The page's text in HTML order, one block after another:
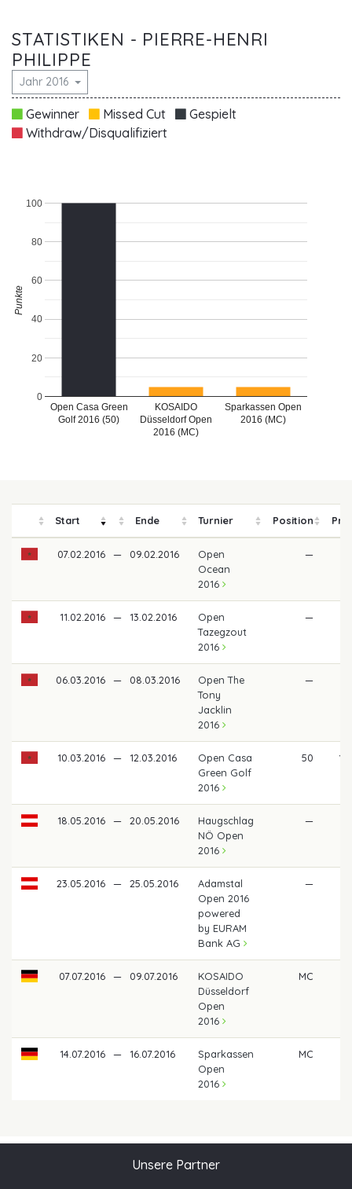
STATISTIKEN - PIERRE-HENRI
PHILIPPE
Jahr 2016
Gewinner Missed Cut
Gespielt
Withdraw/Disqualifiziert
Open Casa Green
Golf 2016 (50)
KOSAIDO
Düsseldorf Open
2016 (MC)
Sparkassen Open
2016 (MC)
0
20
40
60
80
100
Punkte
Start Ende Turnier Position
07.02.2016 — 09.02.2016
Open
Ocean
2016
—
11.02.2016 — 13.02.2016
Open
Tazegzout
2016
—
06.03.2016 — 08.03.2016
Open The
Tony
Jacklin
2016
—
10.03.2016 — 12.03.2016
Open Casa
Green Golf
2016
50
18.05.2016 — 20.05.2016
Haugschlag
NÖ Open
2016
—
23.05.2016 — 25.05.2016
Adamstal
Open 2016
powered
by EURAM
Bank AG
—
07.07.2016 — 09.07.2016
KOSAIDO
Düsseldorf
Open
2016
MC
14.07.2016 — 16.07.2016
Sparkassen
Open
2016
MC
Unsere Partner